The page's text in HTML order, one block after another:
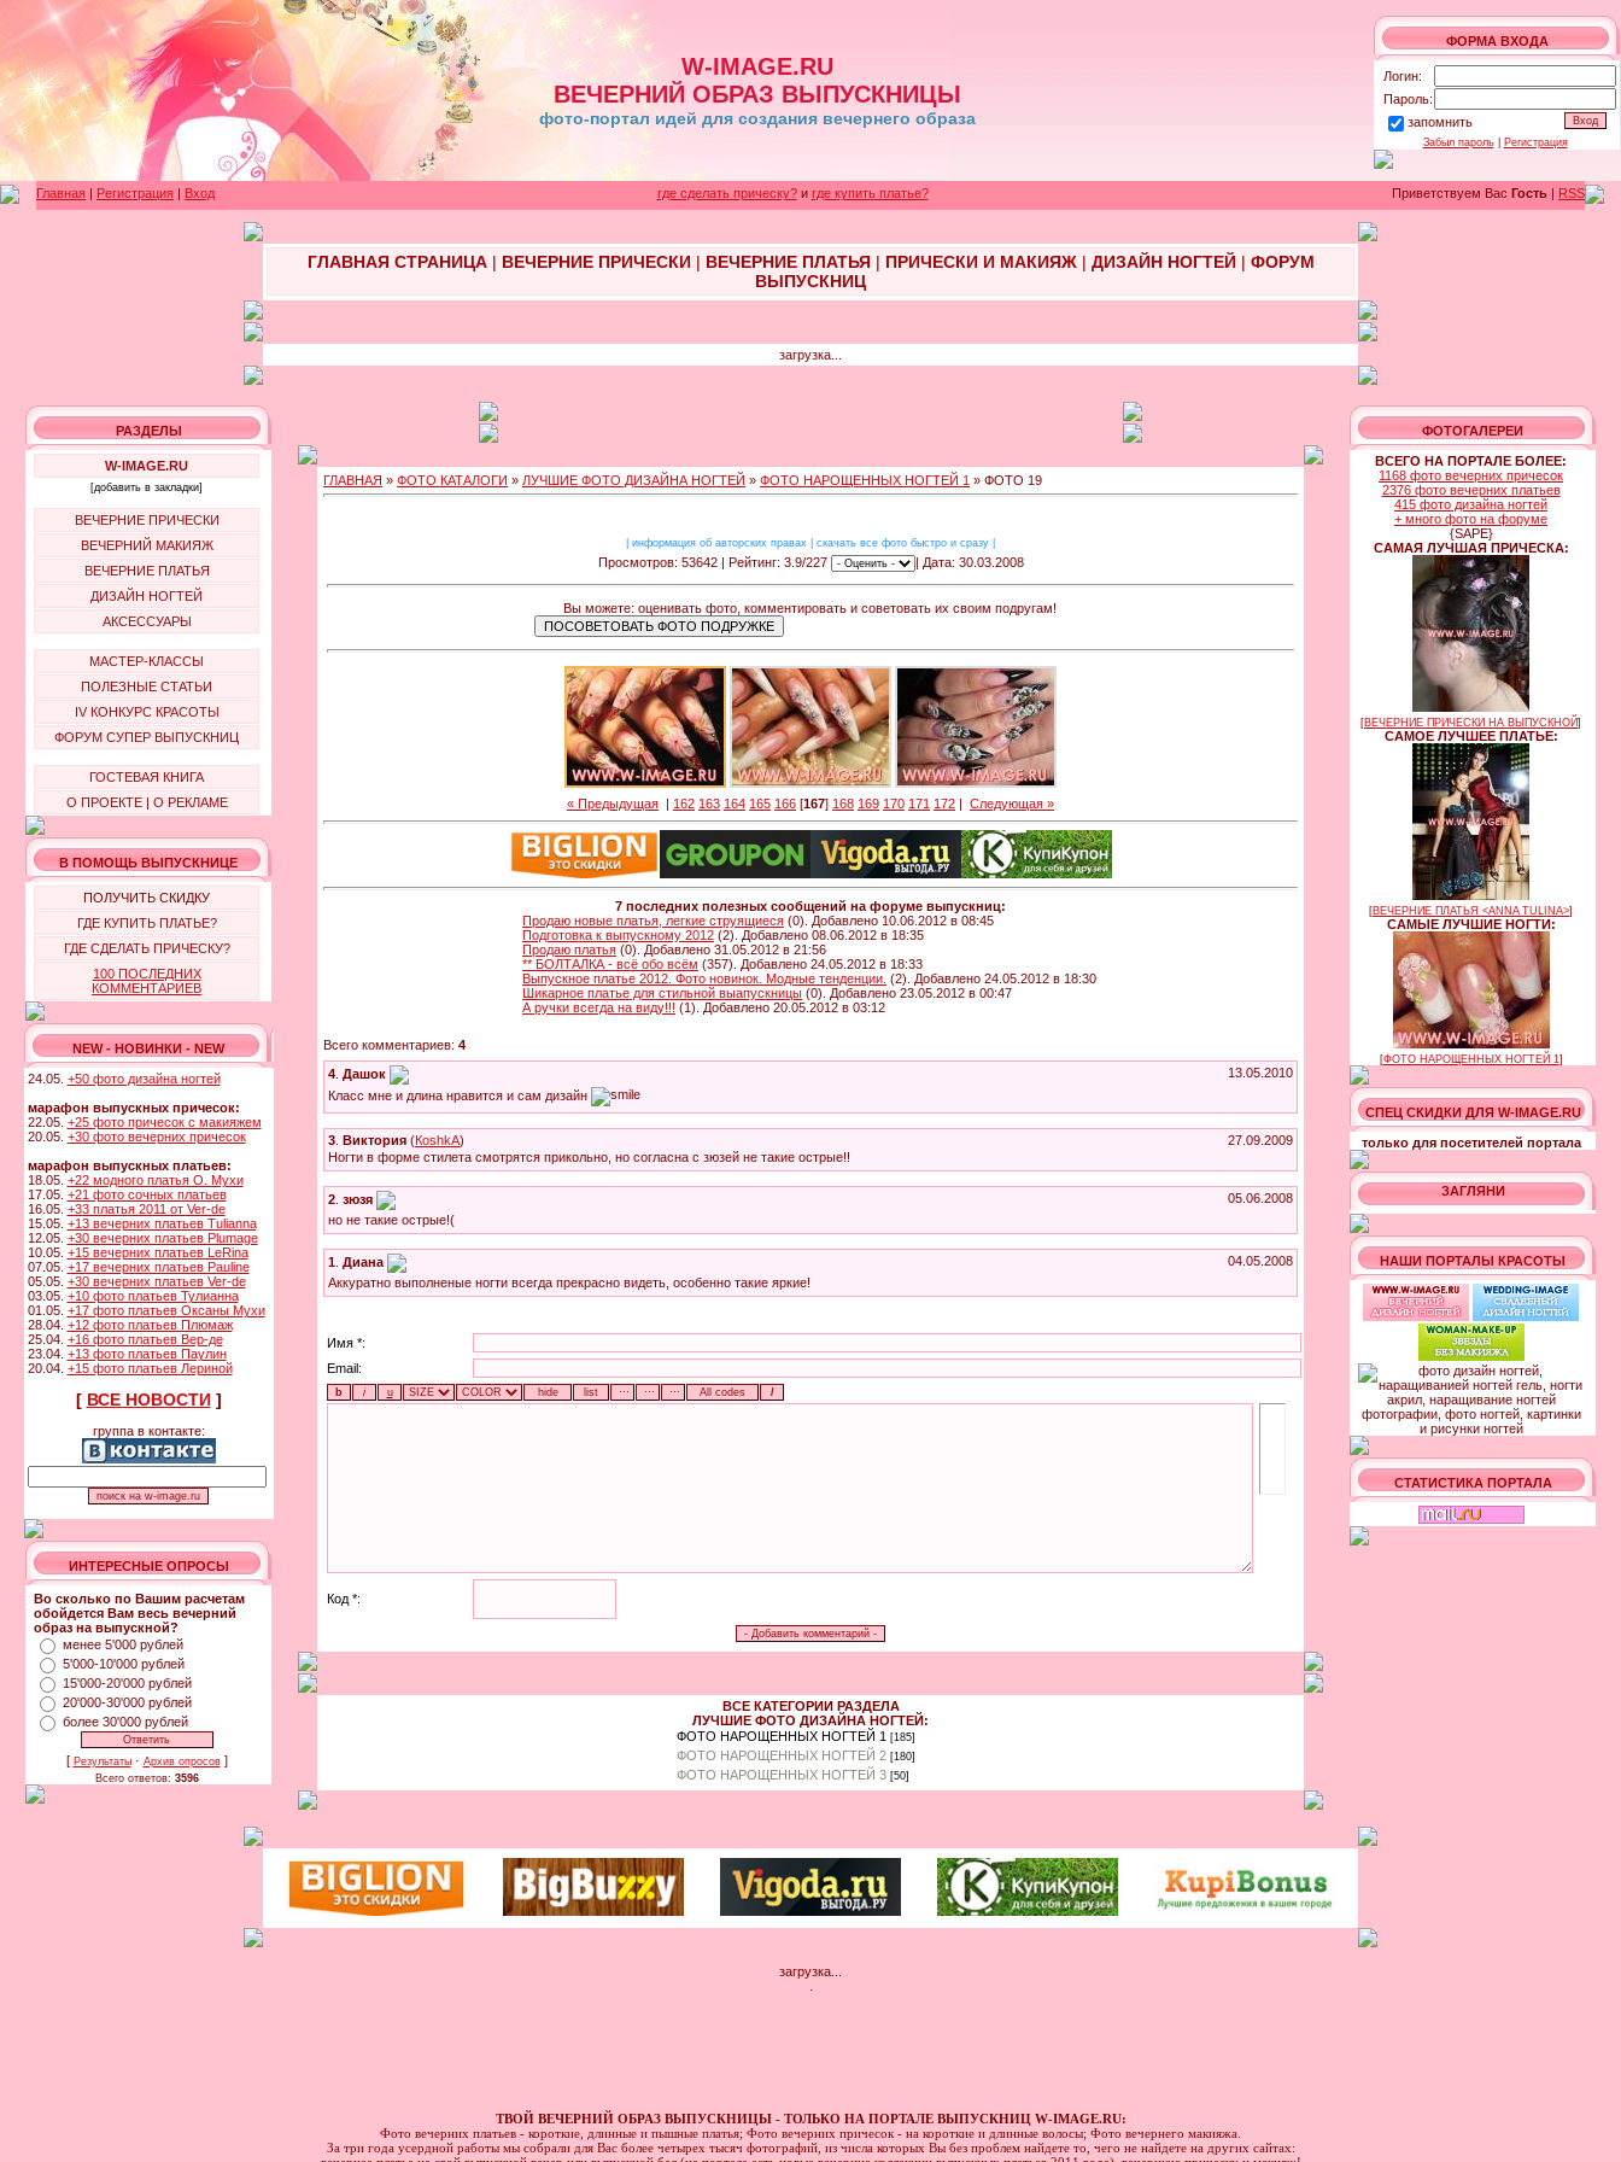
W-IMAGE.RU
ВЕЧЕРНИЙ ОБРАЗ ВЫПУСКНИЦЫ
фото-портал идей для создания вечернего образа
ФОРМА ВХОДА
Логин:
Пароль:
запомнить
Забыл пароль| Регистрация
Главная | Регистрация | Вход где сделать прическу?и где купить платье? Приветствуем Вас Гость | RSS
ГЛАВНАЯ СТРАНИЦА| ВЕЧЕРНИЕ ПРИЧЕСКИ| ВЕЧЕРНИЕ ПЛАТЬЯ| ПРИЧЕСКИ И МАКИЯЖ| ДИЗАЙН НОГТЕЙ| ФОРУМ
ВЫПУСКНИЦ
загрузка...
РАЗДЕЛЫ
W-IMAGE.RU
[добавить в закладки]
ВЕЧЕРНИЕ ПРИЧЕСКИ
ВЕЧЕРНИЙ МАКИЯЖ
ВЕЧЕРНИЕ ПЛАТЬЯ
ДИЗАЙН НОГТЕЙ
АКСЕССУАРЫ
МАСТЕР-КЛАССЫ
ПОЛЕЗНЫЕ СТАТЬИ
IV КОНКУРС КРАСОТЫ
ФОРУМ СУПЕР ВЫПУСКНИЦ
ГОСТЕВАЯ КНИГА
О ПРОЕКТЕ| О РЕКЛАМЕ
В ПОМОЩЬ ВЫПУСКНИЦЕ
ПОЛУЧИТЬ СКИДКУ
ГДЕ КУПИТЬ ПЛАТЬЕ?
ГДЕ СДЕЛАТЬ ПРИЧЕСКУ?
100 ПОСЛЕДНИХ
КОММЕНТАРИЕВ
NEW - НОВИНКИ - NEW
24.05. +50 фото дизайна ногтей
марафон выпускных причесок:
22.05. +25 фото причесок с макияжем
20.05. +30 фото вечерних причесок
марафон выпускных платьев:
18.05. +22 модного платья О. Мухи
17.05. +21 фото сочных платьев
16.05. +33 платья 2011 от Ver-de
15.05. +13 вечерних платьев Tulianna
12.05. +30 вечерних платьев Plumage
10.05. +15 вечерних платьев LeRina
07.05. +17 вечерних платьев Pauline
05.05. +30 вечерних платьев Ver-de
03.05. +10 фото платьев Тулианна
01.05. +17 фото платьев Оксаны Мухи
28.04. +12 фото платьев Плюмаж
25.04. +16 фото платьев Вер-де
23.04. +13 фото платьев Паулин
20.04. +15 фото платьев Лериной
[ ВСЕ НОВОСТИ]
группа в контакте:
ИНТЕРЕСНЫЕ ОПРОСЫ
Во сколько по Вашим расчетам
обойдется Вам весь вечерний
образ на выпускной?
менее 5'000 рублей
5'000-10'000 рублей
15'000-20'000 рублей
20'000-30'000 рублей
более 30'000 рублей
[ Результаты· Архив опросов]
Всего ответов: 3596
ГЛАВНАЯ » ФОТО КАТАЛОГИ » ЛУЧШИЕ ФОТО ДИЗАЙНА НОГТЕЙ » ФОТО НАРОЩЕННЫХ НОГТЕЙ 1 » ФОТО 19
информация об авторских правах скачать все фото быстро и сразу
Просмотров: 53642 | Рейтинг: 3.9/227 | Дата: 30.03.2008
Вы можете: оценивать фото, комментировать и советовать их своим подругам!
« Предыдущая | 162 163 164 165 166 [167] 168 169 170 171 172 | Следующая »
7 последних полезных сообщений на форуме выпускниц:
Продаю новые платья, легкие струящиеся (0). Добавлено 10.06.2012 в 08:45
Подготовка к выпускному 2012 (2). Добавлено 08.06.2012 в 18:35
Продаю платья (0). Добавлено 31.05.2012 в 21:56
** БОЛТАЛКА - всё обо всём (357). Добавлено 24.05.2012 в 18:33
Выпускное платье 2012. Фото новинок. Модные тенденции. (2). Добавлено 24.05.2012 в 18:30
Шикарное платье для стильной выапускницы (0). Добавлено 23.05.2012 в 00:47
А ручки всегда на виду!!! (1). Добавлено 20.05.2012 в 03:12
Всего комментариев: 4
13.05.2010
4 Дашок
Класс мне и длина нравится и сам дизайн
27.09.2009
3 Виктория (КoshkA)
Ногти в форме стилета смотрятся прикольно, но согласна с зюзей не такие острые!!
05.06.2008
2 зюзя
но не такие острые!(
04.05.2008
1 Диана
Аккуратно выполненые ногти всегда прекрасно видеть, особенно такие яркие!
Имя *:
Email:
Код *:
ВСЕ КАТЕГОРИИ РАЗДЕЛА
ЛУЧШИЕ ФОТО ДИЗАЙНА НОГТЕЙ:
ФОТО НАРОЩЕННЫХ НОГТЕЙ 1 [185]
ФОТО НАРОЩЕННЫХ НОГТЕЙ 2 [180]
ФОТО НАРОЩЕННЫХ НОГТЕЙ 3 [50]
ФОТОГАЛЕРЕИ
ВСЕГО НА ПОРТАЛЕ БОЛЕЕ:
1168 фото вечерних причесок
2376 фото вечерних платьев
415 фото дизайна ногтей
+ много фото на форуме
{SAPE}
САМАЯ ЛУЧШАЯ ПРИЧЕСКА:
[ВЕЧЕРНИЕ ПРИЧЕСКИ НА ВЫПУСКНОЙ]
САМОЕ ЛУЧШЕЕ ПЛАТЬЕ:
[ВЕЧЕРНИЕ ПЛАТЬЯ <ANNA TULINA>]
САМЫЕ ЛУЧШИЕ НОГТИ:
[ФОТО НАРОЩЕННЫХ НОГТЕЙ 1]
СПЕЦ СКИДКИ ДЛЯ W-IMAGE.RU
только для посетителей портала
ЗАГЛЯНИ
НАШИ ПОРТАЛЫ КРАСОТЫ
СТАТИСТИКА ПОРТАЛА
загрузка...
ТВОЙ ВЕЧЕРНИЙ ОБРАЗ ВЫПУСКНИЦЫ - ТОЛЬКО НА ПОРТАЛЕ ВЫПУСКНИЦ W-IMAGE.RU:
Фото вечерних платьев - короткие, длинные и пышные платья; Фото вечерних причесок - на короткие и длинные волосы; Фото вечернего макияжа.
За три года усердной работы мы собрали для Вас более четырех тысяч фотографий, из числа которых Вы без проблем найдете то, чего не найдете на других сайтах: